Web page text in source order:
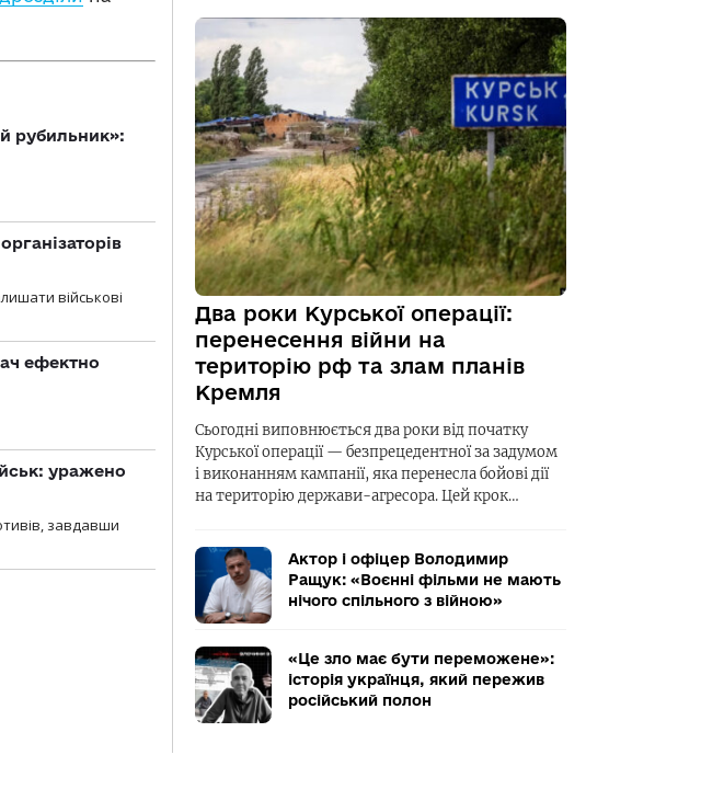
рубильник»:
військові
ефектно
уражено
завдавши
Два роки Курської операції:
перенесення війни на
територію рф та злам планів
Кремля
Сьогодні виповнюється два роки від початку
Курської операції — безпрецедентної за задумом
і виконанням кампанії, яка перенесла бойові дії
на територію держави-агресора. Цей крок…
Актор і офіцер Володимир
Ращук: «Воєнні фільми не мають
нічого спільного з війною»
«Це зло має бути переможене»:
історія українця, який пережив
російський полон